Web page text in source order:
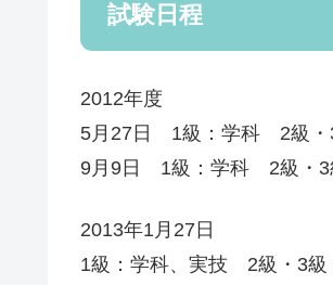
試験日程
2012年度
5月27日 1級：学科 2級・
9月9日 1級：学科 2級・3
2013年1月27日
1級：学科、実技 2級・3級